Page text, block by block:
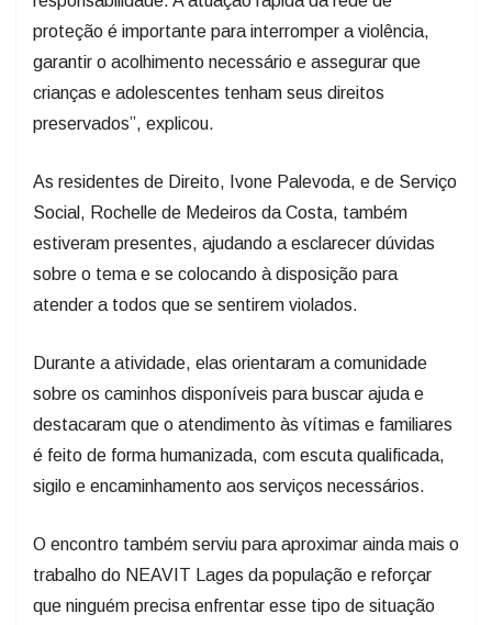
proteção é importante para interromper a violência,
garantir o acolhimento necessário e assegurar que
crianças e adolescentes tenham seus direitos
preservados”, explicou.
As residentes de Direito, Ivone Palevoda, e de Serviço
Social, Rochelle de Medeiros da Costa, também
estiveram presentes, ajudando a esclarecer dúvidas
sobre o tema e se colocando à disposição para
atender a todos que se sentirem violados.
Durante a atividade, elas orientaram a comunidade
sobre os caminhos disponíveis para buscar ajuda e
destacaram que o atendimento às vítimas e familiares
é feito de forma humanizada, com escuta qualificada,
sigilo e encaminhamento aos serviços necessários.
O encontro também serviu para aproximar ainda mais o
trabalho do NEAVIT Lages da população e reforçar
que ninguém precisa enfrentar esse tipo de situação